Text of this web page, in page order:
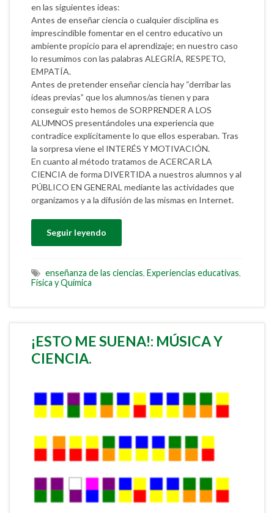
en las siguientes ideas:
Antes de enseñar ciencia o cualquier disciplina es
imprescindible fomentar en el centro educativo un
ambiente propicio para el aprendizaje; en nuestro caso
lo resumimos con las palabras ALEGRÍA, RESPETO,
EMPATÍA.
Antes de pretender enseñar ciencia hay “derribar las
ideas previas” que los alumnos/as tienen y para
conseguir esto hemos de SORPRENDER A LOS
ALUMNOS presentándoles una experiencia que
contradice explícitamente lo que ellos esperaban. Tras
la sorpresa viene el INTERÉS Y MOTIVACIÓN.
En cuanto al método tratamos de ACERCAR LA
CIENCIA de forma DIVERTIDA a nuestros alumnos y al
PÚBLICO EN GENERAL mediante las actividades que
organizamos y a la difusión de las mismas en Internet.
Seguir leyendo
enseñanza de las ciencias, Experiencias educativas,
Física y Química
¡ESTO ME SUENA!: MÚSICA Y
CIENCIA.